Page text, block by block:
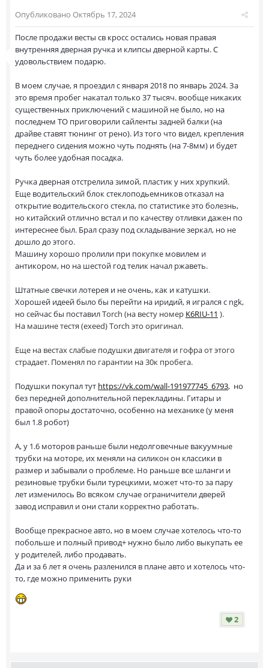
Опубликовано Октябрь 17, 2024
После продажи весты св кросс остались новая правая
внутренняя дверная ручка и клипсы дверной карты. С
удовольствием подарю.
В моем случае, я проездил с января 2018 по январь 2024. За
это время пробег накатал только 37 тысяч. вообще никаких
существенных приключений с машиной не было, но на
последнем ТО приговорили сайленты задней балки (на
драйве ставят тюнинг от рено). Из того что видел, крепления
переднего сидения можно чуть поднять (на 7-8мм) и будет
чуть более удобная посадка.
Ручка дверная отстрелила зимой, пластик у них хрупкий.
Еще водительский блок стеклоподьемников отказал на
открытие водительского стекла, по статистике это болезнь,
но китайский отлично встал и по качеству отливки дажен по
интереснее был. Брал сразу под складывание зеркал, но не
дошло до этого.
Машину хорошо пролили при покупке мовилем и
антикором, но на шестой год телик начал ржаветь.
Штатные свечки лотерея и не очень, как и катушки.
Хорошей идеей было бы перейти на иридий, я игрался с ngk,
но сейчас бы поставилTorch (на весту номер K6RIU-11 ).
На машине тестя (exeed) Torch это оригинал.
Еще на вестах слабые подушки двигателя и гофра от этого
страдает. Поменял по гарантии на 30к пробега.
Подушки покупал тут https://vk.com/wall-191977745_6793, но
без передней дополнительной перекладины. Гитары и
правой опоры достаточно, особенно на механике (у меня
был 1.8 робот)
А, у 1.6 моторов раньше были недолговечные вакуумные
трубки на моторе, их меняли на силикон он классики в
размер и забывали о проблеме. Но раньше все шланги и
резиновые трубки были турецкими, может что-то за пару
лет изменилось Во всяком случае ограничители дверей
завод исправил и они стали корректно работать.
Вообще прекрасное авто, но в моем случае хотелось что-то
побольше и полный привод+ нужно было либо выкупать ее
у родителей, либо продавать.
Да и за 6 лет я очень разленился в плане авто и хотелось что-
то, где можно применить руки
2